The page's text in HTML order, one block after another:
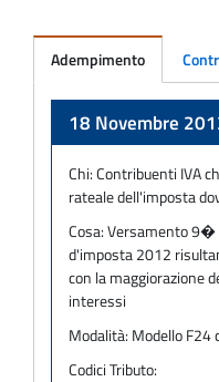
Adempimento
18 Novembre
Chi:Contribuenti IVA
rateale dell'imposta
Cosa:Versamento 9�
d'imposta 2012
con la maggiorazione
interessi
Modalità: Modello
Codici Tributo: